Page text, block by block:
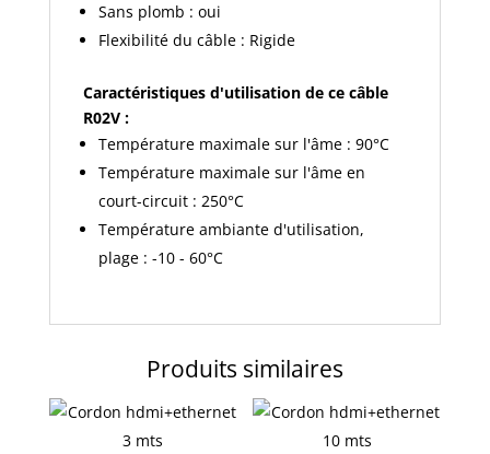
Sans plomb : oui
Flexibilité du câble : Rigide
Caractéristiques d'utilisation de ce câble
R02V :
Température maximale sur l'âme : 90°C
Température maximale sur l'âme en
court-circuit : 250°C
Température ambiante d'utilisation,
plage : -10 - 60°C
Produits similaires